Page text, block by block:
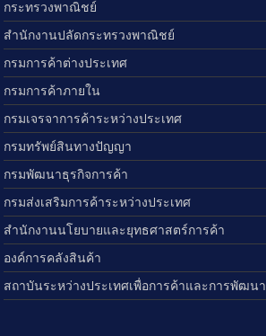
กระทรวงพาณิชย์
สำนักงานปลัดกระทรวงพาณิชย์
กรมการค้าต่างประเทศ
กรมการค้าภายใน
กรมเจรจาการค้าระหว่างประเทศ
กรมทรัพย์สินทางปัญญา
กรมพัฒนาธุรกิจการค้า
กรมส่งเสริมการค้าระหว่างประเทศ
สำนักงานนโยบายและยุทธศาสตร์การค้า
องค์การคลังสินค้า
สถาบันระหว่างประเทศเพื่อการค้าและการพัฒนา